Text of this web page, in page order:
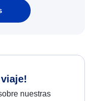
nuestras